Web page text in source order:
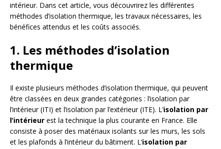
intérieur. Dans cet article, vous découvrirez les différentes
méthodes d’isolation thermique, les travaux nécessaires, les
bénéfices attendus et les coûts associés.
1. Les méthodes d’isolation
thermique
Il existe plusieurs méthodes d’isolation thermique, qui peuvent
être classées en deux grandes catégories : l’isolation par
l’intérieur (ITI) et l’isolation par l’extérieur (ITE). L’isolation par
l’intérieur est la technique la plus courante en France. Elle
consiste à poser des matériaux isolants sur les murs, les sols
et les plafonds à l’intérieur du bâtiment. L’isolation par